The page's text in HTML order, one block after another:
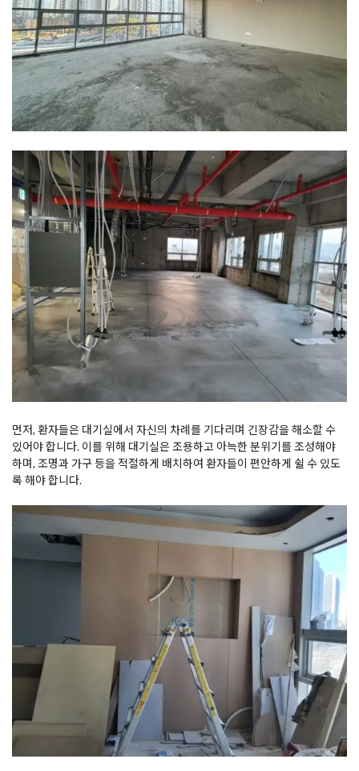
먼저, 환자들은 대기실에서 자신의 차례를 기다리며 긴장감을 해소할 수
있어야 합니다. 이를 위해 대기실은 조용하고 아늑한 분위기를 조성해야
하며, 조명과 가구 등을 적절하게 배치하여 환자들이 편안하게 쉴 수 있도
록 해야 합니다.